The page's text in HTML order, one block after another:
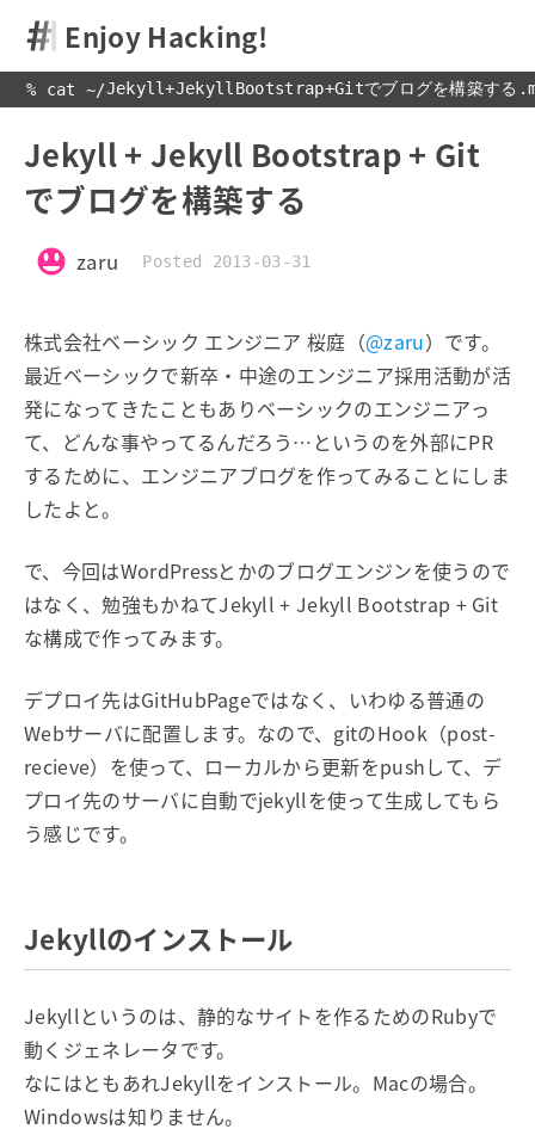
Enjoy Hacking!
% cat ~/Jekyll+JekyllBootstrap+Gitでブログを構築する
Jekyll + Jekyll Bootstrap + Git
でブログを構築する
zaru Posted 2013-03-31
株式会社ベーシック エンジニア 桜庭（@zaru）です。
最近ベーシックで新卒・中途のエンジニア採用活動が活
発になってきたこともありベーシックのエンジニアっ
て、どんな事やってるんだろう…というのを外部にPR
するために、エンジニアブログを作ってみることにしま
したよと。
で、今回はWordPressとかのブログエンジンを使うので
はなく、勉強もかねてJekyll + Jekyll Bootstrap + Git
な構成で作ってみます。
デプロイ先はGitHubPageではなく、いわゆる普通の
Webサーバに配置します。なので、gitのHook（post-
recieve）を使って、ローカルから更新をpushして、デ
プロイ先のサーバに自動でjekyllを使って生成してもら
う感じです。
Jekyllのインストール
Jekyllというのは、静的なサイトを作るためのRubyで
動くジェネレータです。
なにはともあれJekyllをインストール。Macの場合。
Windowsは知りません。